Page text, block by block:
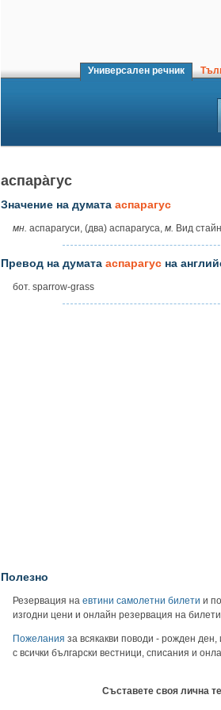
Универсален речник
аспара̀гус
Значение на думата аспарагус
мн. аспарагуси, (два) аспарагуса, м. Вид
Превод на думата аспарагус на
бот. sparrow-grass
Полезно
Резервация на евтини самолетни билети и
изгодни цени и онлайн резервация на
Пожелания за всякакви поводи - рожден
с всички български вестници, списания и
Съставете своя лична